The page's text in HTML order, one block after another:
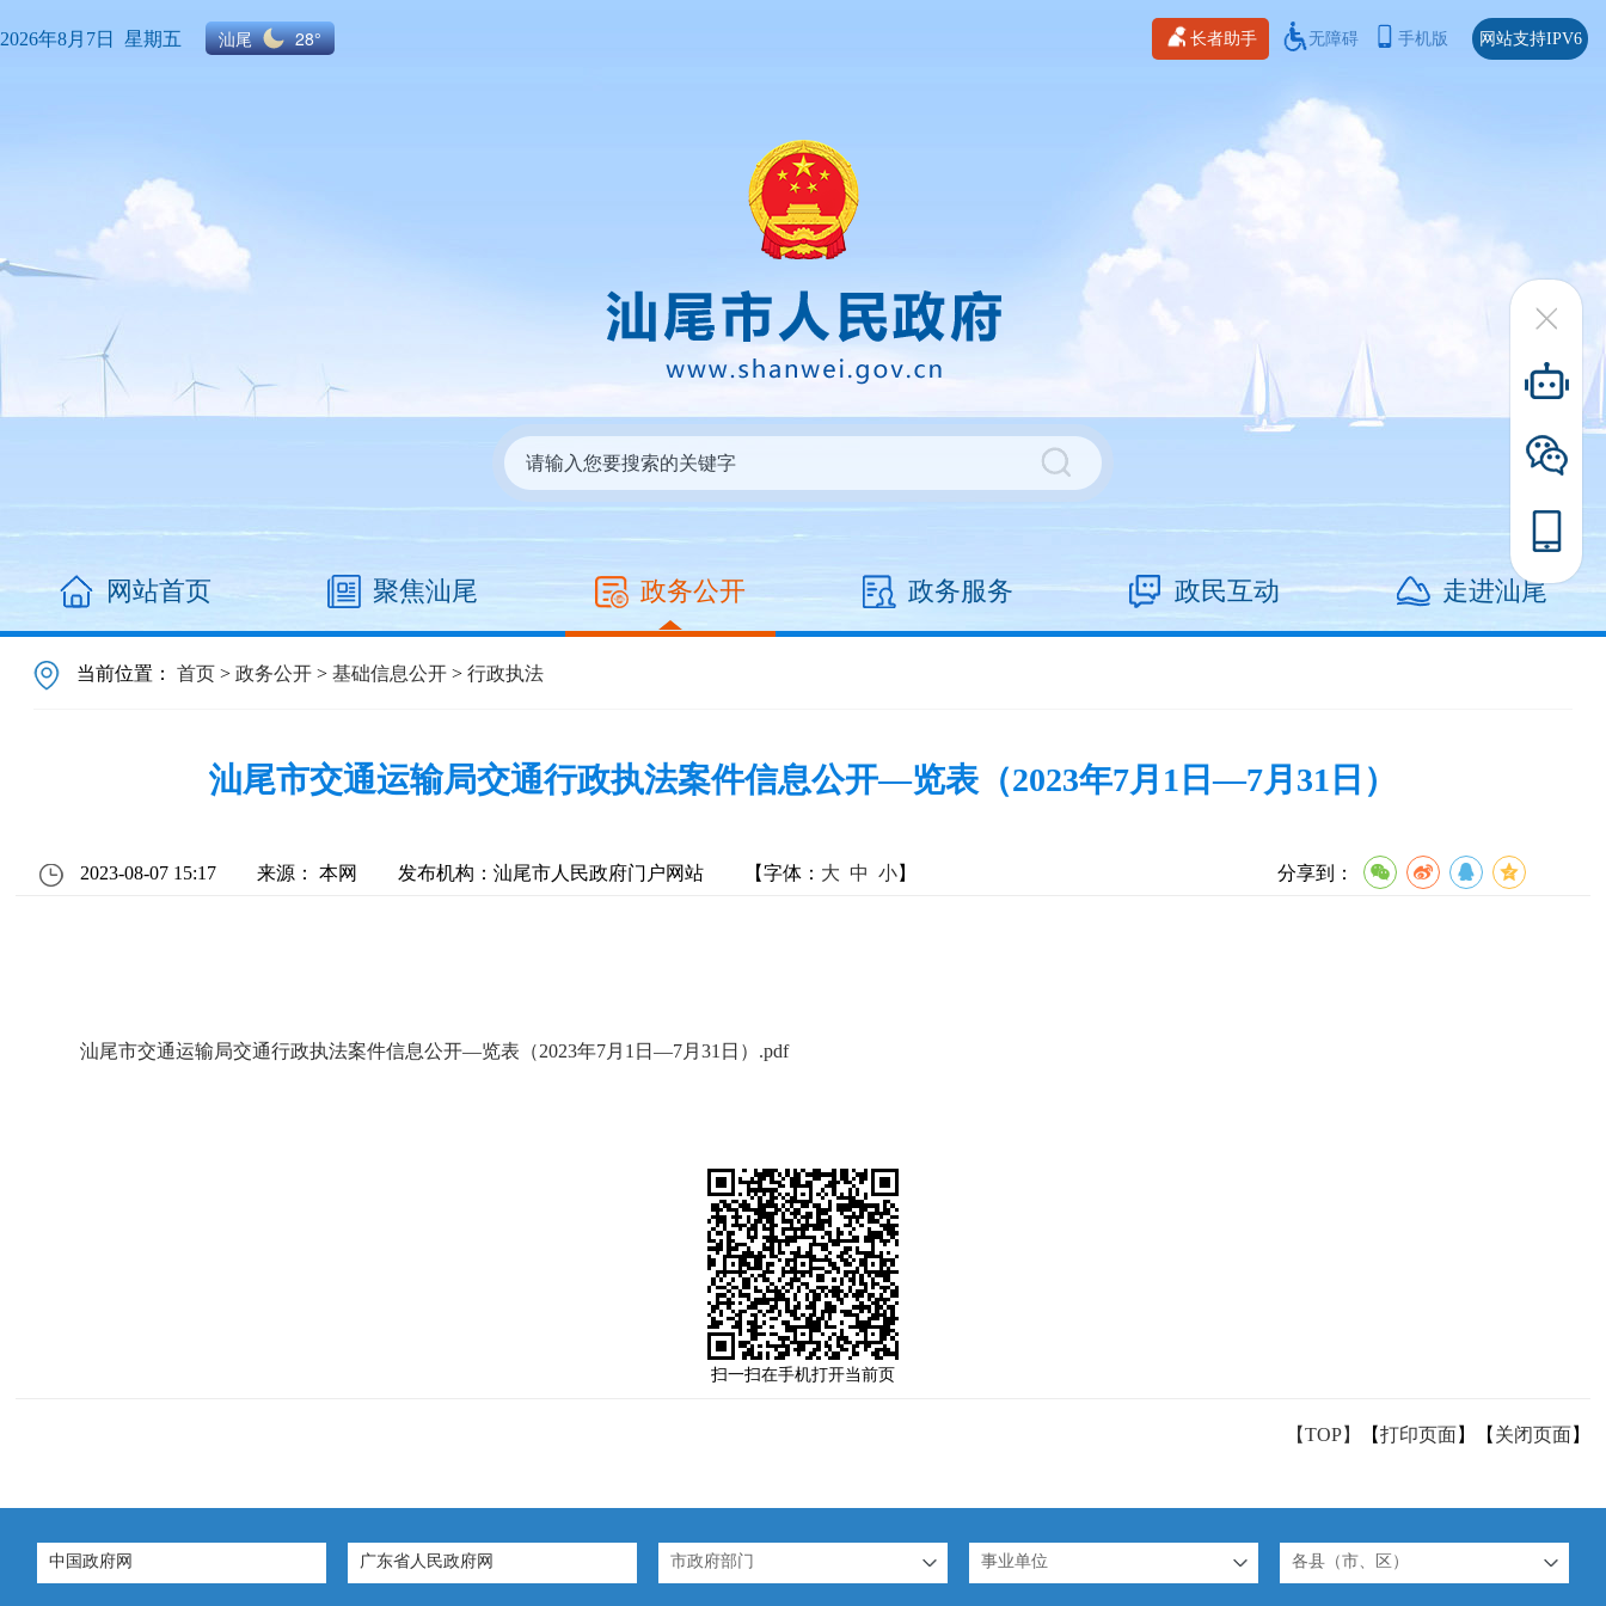
2026年8月7日 星期五 汕尾 28° 长者助手 无障碍 手机版 网站支持IPV6
网站首页 聚焦汕尾 政务公开 政务服务 政民互动 走进汕尾
当前位置：首页 >政务公开 >基础信息公开 >行政执法
汕尾市交通运输局交通行政执法案件信息公开—览表（2023年7月1日—7月31日）
2023-08-07 15:17 来源： 本网 发布机构：汕尾市人民政府门户网站 【字体： 大 中 小】 分享到：
汕尾市交通运输局交通行政执法案件信息公开—览表（2023年7月1日—7月31日）.pdf
扫一扫在手机打开当前页
【TOP】 【打印页面】【 关闭页面】
中国政府网 广东省人民政府网 市政府部门 事业单位 各县（市、区）